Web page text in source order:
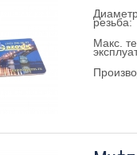
резьба:
Макс.